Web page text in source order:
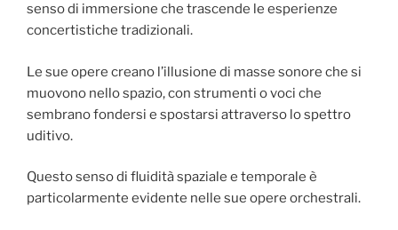
senso di immersione che trascende le esperienze
concertistiche tradizionali.
Le sue opere creano l’illusione di masse sonore che si
muovono nello spazio, con strumenti o voci che
sembrano fondersi e spostarsi attraverso lo spettro
uditivo.
Questo senso di fluidità spaziale e temporale è
particolarmente evidente nelle sue opere orchestrali.